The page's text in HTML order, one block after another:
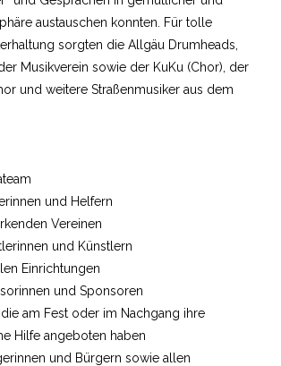
austauschen konnten. Für tolle
sorgten die Allgäu Drumheads,
Musikverein sowie der KuKu (Chor), der
und weitere Straßenmusiker aus dem
und Helfern
Vereinen
und Künstlern
Einrichtungen
und Sponsoren
Fest oder im Nachgang ihre
Hilfe angeboten haben
und Bürgern sowie allen